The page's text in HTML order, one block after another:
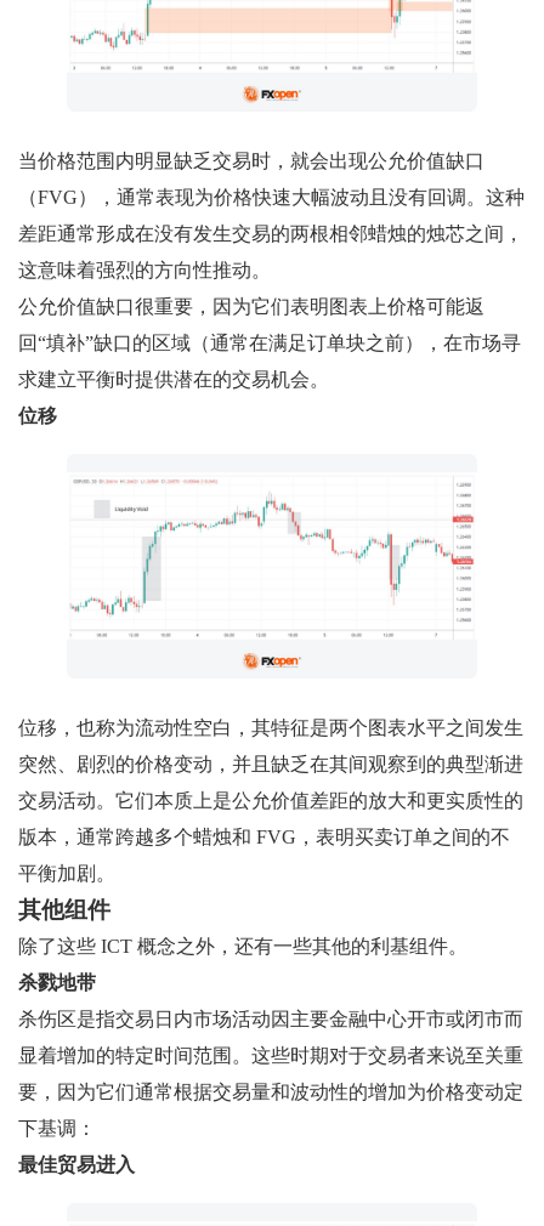
当价格范围内明显缺乏交易时，就会出现公允价值缺口
（FVG），通常表现为价格快速大幅波动且没有回调。这种
差距通常形成在没有发生交易的两根相邻蜡烛的烛芯之间，
这意味着强烈的方向性推动。
公允价值缺口很重要，因为它们表明图表上价格可能返
回“填补”缺口的区域（通常在满足订单块之前），在市场寻
求建立平衡时提供潜在的交易机会。
位移
位移，也称为流动性空白，其特征是两个图表水平之间发生
突然、剧烈的价格变动，并且缺乏在其间观察到的典型渐进
交易活动。它们本质上是公允价值差距的放大和更实质性的
版本，通常跨越多个蜡烛和 FVG，表明买卖订单之间的不
平衡加剧。
其他组件
除了这些 ICT 概念之外，还有一些其他的利基组件。
杀戮地带
杀伤区是指交易日内市场活动因主要金融中心开市或闭市而
显着增加的特定时间范围。这些时期对于交易者来说至关重
要，因为它们通常根据交易量和波动性的增加为价格变动定
下基调：
最佳贸易进入